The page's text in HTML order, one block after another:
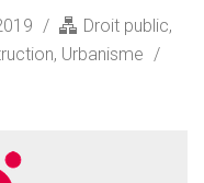
Droit public,
, Urbanisme